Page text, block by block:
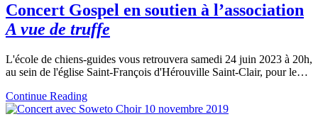
Concert Gospel en soutien à l’association
A vue de truffe
L'école de chiens-guides vous retrouvera samedi 24 juin 2023 à 20h,
au sein de l'église Saint-François d'Hérouville Saint-Clair, pour le…
Continue Reading